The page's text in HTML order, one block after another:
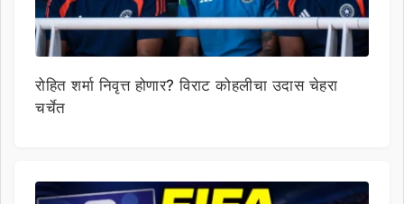
रोहित शर्मा निवृत्त होणार? विराट कोहलीचा उदास चेहरा
चर्चेत